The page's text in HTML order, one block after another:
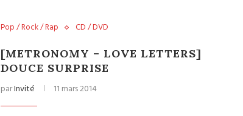
Pop / Rock / Rap CD / DVD
[METRONOMY – LOVE LETTERS]
DOUCE SURPRISE
parInvité 11 mars 2014